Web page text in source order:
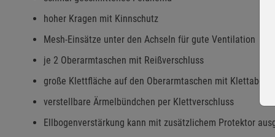
hoher Kragen mit Kinnschutz
Mesh-Einsätze unter den Achseln für gute Ventilation
je 2 Oberarmtaschen mit Reißverschluss
große Klettfläche auf den Oberarmtaschen mit
verstellbare Ärmelbündchen per Klettverschluss
Ellbogenverstärkung kann mit zusätzlichem Protektor